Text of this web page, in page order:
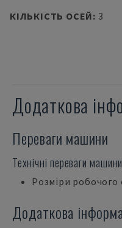
КІЛЬКІСТЬ ОСЕЙ: 3
Додаткова
Переваги машини
Технічні переваги машини
Розміри робочого
Додаткова